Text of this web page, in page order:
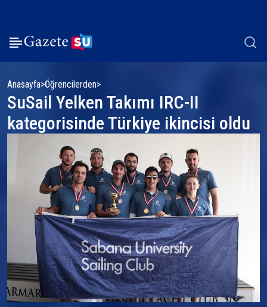
Anasayfa Öğrencilerden
SuSail Yelken Takımı IRC-II
kategorisinde Türkiye ikincisi oldu